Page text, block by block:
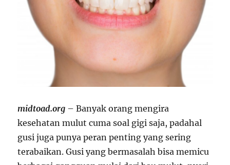
midtoad.org – Banyak orang mengira
kesehatan mulut cuma soal gigi saja, padahal
gusi juga punya peran penting yang sering
terabaikan. Gusi yang bermasalah bisa memicu